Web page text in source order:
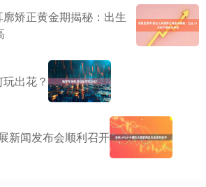
矫正黄金期揭秘：出生
出花？
新闻发布会顺利召开